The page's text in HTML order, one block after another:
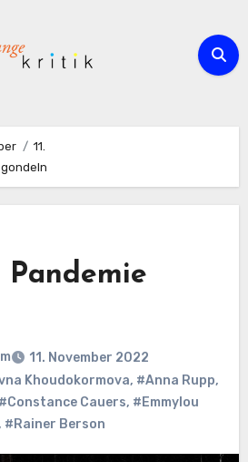
11.
Pandemie
11. November 2022
Khoudokormova, #Anna Rupp,
#Constance Cauers, #Emmylou
#Rainer Berson